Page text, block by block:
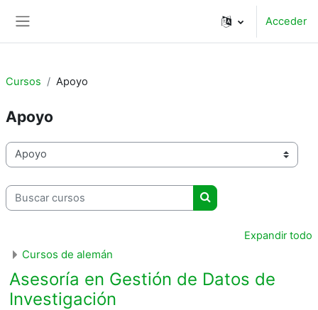
Acceder
Cursos Apoyo
Apoyo
Categorías
Buscar cursos
Buscar cursos
Expandir todo
Cursos de alemán
Asesoría en Gestión de Datos de
Investigación